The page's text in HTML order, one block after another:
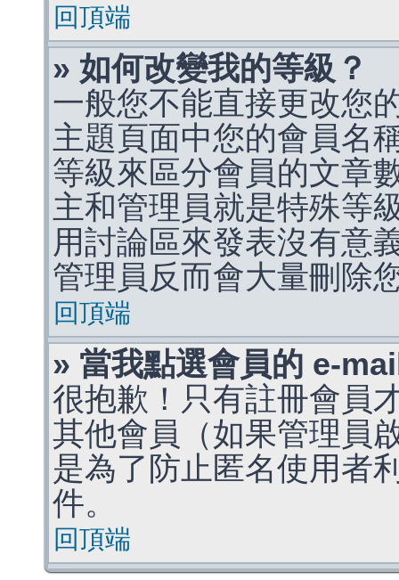
回頂端
» 如何改變我的等級？
一般您不能直接更改您
主題頁面中您的會員名
等級來區分會員的文章
主和管理員就是特殊等
用討論區來發表沒有意
管理員反而會大量刪除
回頂端
» 當我點選會員的 e-
很抱歉！只有註冊會員
其他會員（如果管理員
是為了防止匿名使用者
件。
回頂端